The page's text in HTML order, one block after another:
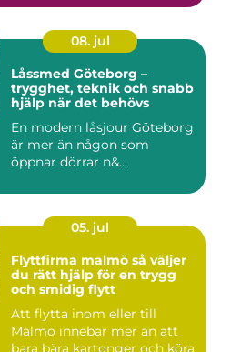
08. jul
Låssmed Göteborg –
trygghet, teknik och snabb
hjälp när det behövs
En modern låsjour Göteborg
är mer än någon som
öppnar dörrar n&...
05. jul
Flyttfirma malmö så väljer
du rätt hjälp för en trygg
och smidig flytt
Att flytta inom eller till
Malmö innebär mer än att
bara bära kartonger och köra